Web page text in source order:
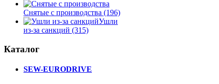
Снятые с производства (196)
Ушли
из-за санкций (315)
Каталог
SEW-EURODRIVE